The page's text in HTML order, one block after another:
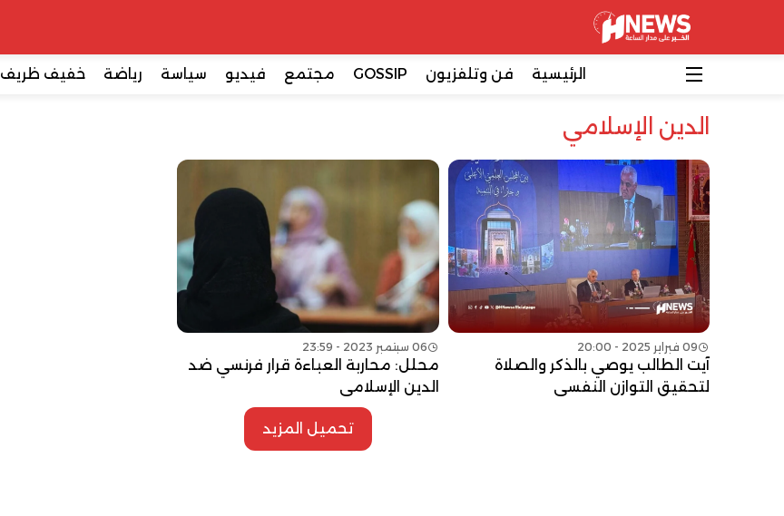
الرئيسية فن وتلفزيون GOSSIP مجتمع فيديو سياسة رياضة خفيف ظريف
الدين الإسلامي
09 فبراير 2025 - 20:00
آيت الطالب يوصي بالذكر والصلاة
لتحقيق التوازن النفسي
06 سبتمبر 2023 - 23:59
محلل: محاربة العباءة قرار فرنسي ضد
الدين الإسلامي
تحميل المزيد